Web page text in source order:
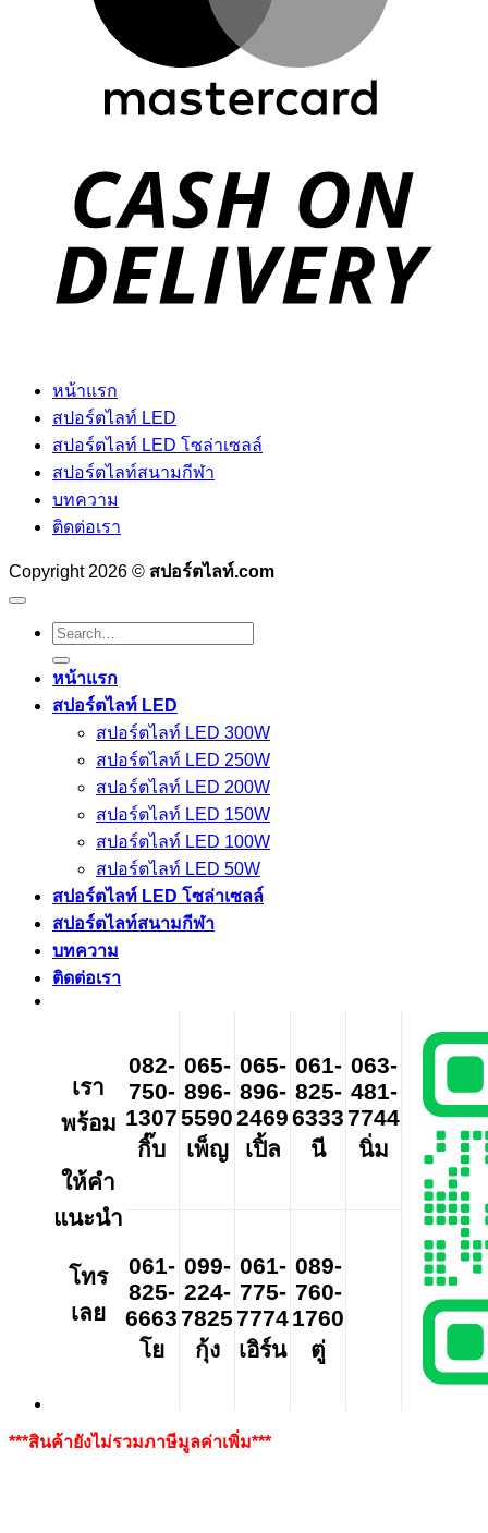
หน้าแรก
สปอร์ตไลท์ LED
สปอร์ตไลท์ LED โซล่าเซลล์
สปอร์ตไลท์สนามกีฬา
บทความ
ติดต่อเรา
Copyright 2026 © สปอร์ตไลท์.com
Search
for:
หน้าแรก
สปอร์ตไลท์ LED
สปอร์ตไลท์ LED 300W
สปอร์ตไลท์ LED 250W
สปอร์ตไลท์ LED 200W
สปอร์ตไลท์ LED 150W
สปอร์ตไลท์ LED 100W
สปอร์ตไลท์ LED 50W
สปอร์ตไลท์ LED โซล่าเซลล์
สปอร์ตไลท์สนามกีฬา
บทความ
ติดต่อเรา
เรา
พร้อม
ให้คำ
แนะนำ
โทร
เลย
082-
750-
1307
กิ๊บ
065-
896-
5590
เพ็ญ
065-
896-
2469
เปิ้ล
061-
825-
6333
นี
063-
481-
7744
นิ่ม
061-
825-
6663
โย
099-
224-
7825
กุ้ง
061-
775-
7774
เอิร์น
089-
760-
1760
ตู่
***สินค้ายังไม่รวมภาษีมูลค่าเพิ่ม***